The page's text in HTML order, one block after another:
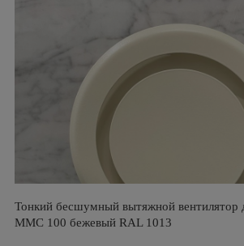
Тонкий бесшумный вытяжной вентилятор
ММC 100 бежевый RAL 1013